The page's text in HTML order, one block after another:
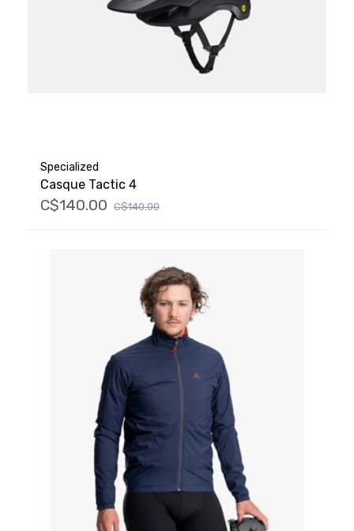
Specialized
Casque Tactic 4
C$140.00 C$140.00